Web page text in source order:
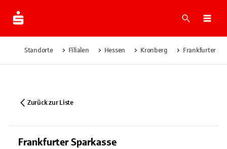
Suche
Standorte Filialen Hessen Kronberg Frankfurter
Zurück zur Liste
Frankfurter Sparkasse